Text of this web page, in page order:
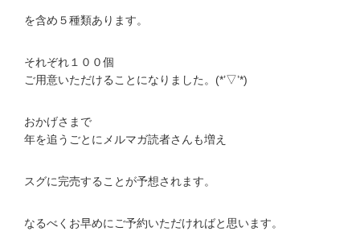
を含め５種類あります。
それぞれ１００個
ご用意いただけることになりました。(*’▽’*)
おかげさまで
年を追うごとにメルマガ読者さんも増え
スグに完売することが予想されます。
なるべくお早めにご予約いただければと思います。